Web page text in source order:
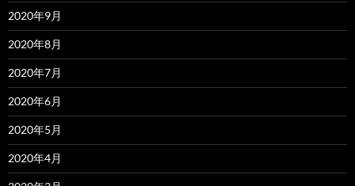
2020年9月
2020年8月
2020年7月
2020年6月
2020年5月
2020年4月